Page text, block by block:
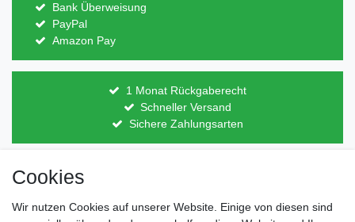
Bank Überweisung
PayPal
Amazon Pay
1 Monat Rückgaberecht
Schneller Versand
Sichere Zahlungsarten
Direkt vom Hersteller
Lagerware
Cookies
Wir nutzen Cookies auf unserer Website. Einige von diesen sind